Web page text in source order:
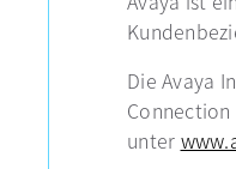
Die Avaya
unter